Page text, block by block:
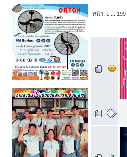
หน้า: 1 ... 199